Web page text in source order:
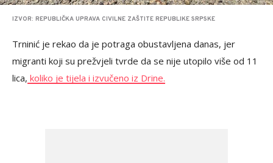
IZVOR: REPUBLIČKA UPRAVA CIVILNE ZAŠTITE REPUBLIKE SRPSKE
Trninić je rekao da je potraga obustavljena danas, jer
migranti koji su prežvjeli tvrde da se nije utopilo više od 11
lica, koliko je tijela i izvučeno iz Drine.